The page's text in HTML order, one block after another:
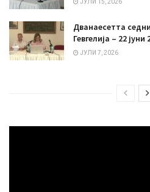
ЈУЛИ 15, 2026
Дванаесетта
Гевгелија – 22 јуни
ЈУЛИ 7, 2026